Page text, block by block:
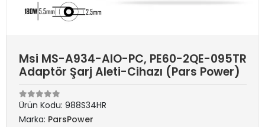
Msi MS-A934-AIO-PC, PE60-2QE-095TR
Adaptör Şarj Aleti-Cihazı (Pars Power)
Ürün Kodu: 988S34HR
Marka: ParsPower